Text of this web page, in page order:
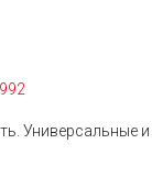
Универсальные